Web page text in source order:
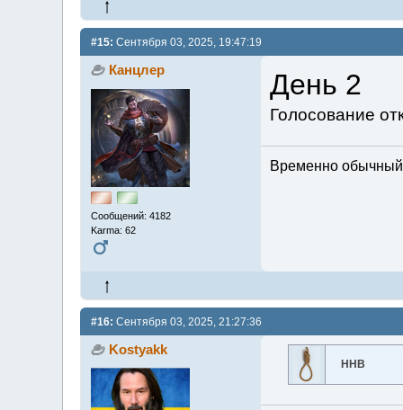
#15: Сентября 03, 2025, 19:47:19
Канцлер
Сообщений: 4182
Karma: 62
День 2
Голосование
Временно обычный
#16: Сентября 03, 2025, 21:27:36
Kostyakk
ННВ